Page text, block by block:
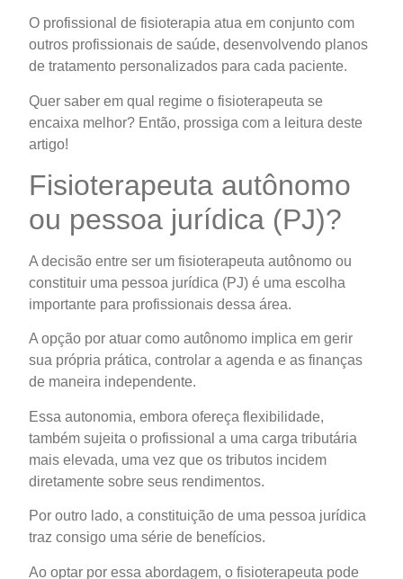
O profissional de fisioterapia atua em conjunto com
outros profissionais de saúde, desenvolvendo planos
de tratamento personalizados para cada paciente.
Quer saber em qual regime o fisioterapeuta se
encaixa melhor? Então, prossiga com a leitura deste
artigo!
Fisioterapeuta autônomo
ou pessoa jurídica (PJ)?
A decisão entre ser um fisioterapeuta autônomo ou
constituir uma pessoa jurídica (PJ) é uma escolha
importante para profissionais dessa área.
A opção por atuar como autônomo implica em gerir
sua própria prática, controlar a agenda e as finanças
de maneira independente.
Essa autonomia, embora ofereça flexibilidade,
também sujeita o profissional a uma carga tributária
mais elevada, uma vez que os tributos incidem
diretamente sobre seus rendimentos.
Por outro lado, a constituição de uma pessoa jurídica
traz consigo uma série de benefícios.
Ao optar por essa abordagem, o fisioterapeuta pode